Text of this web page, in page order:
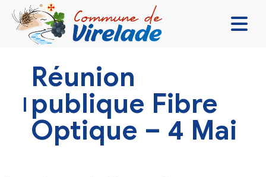
VIVRE ENSEMBLE
SE DIVERTIR
DÉCOUVRIR
Réunion
publique Fibre
Optique – 4 Mai